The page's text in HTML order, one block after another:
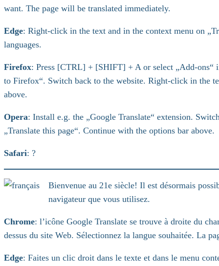
want. The page will be translated immediately.
Edge: Right-click in the text and in the context menu on
languages.
Firefox: Press [CTRL] + [SHIFT] + A or select „Add-ons“
to Firefox“. Switch back to the website. Right-click in the
above.
Opera: Install e.g. the „Google Translate“ extension.
„Translate this page“. Continue with the options bar above.
Safari: ?
Bienvenue au 21e siècle! Il est désormais
navigateur que vous utilisez.
Chrome: l’icône Google Translate se trouve à droite du
dessus du site Web. Sélectionnez la langue souhaitée. La
Edge: Faites un clic droit dans le texte et dans le menu